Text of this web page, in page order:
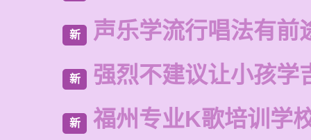
新 声乐学流行唱法有前
新 强烈不建议让小孩学
新 福州专业K歌培训学